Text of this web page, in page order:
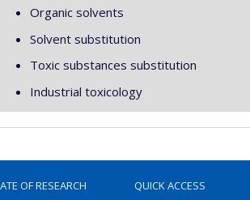
Organic solvents
Solvent substitution
Toxic substances substitution
Industrial toxicology
OF RESEARCH QUICK ACCESS